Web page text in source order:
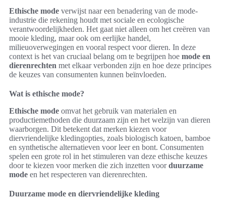
Ethische mode verwijst naar een benadering van de mode-
industrie die rekening houdt met sociale en ecologische
verantwoordelijkheden. Het gaat niet alleen om het creëren van
mooie kleding, maar ook om eerlijke handel,
milieuoverwegingen en vooral respect voor dieren. In deze
context is het van cruciaal belang om te begrijpen hoe mode en
dierenrechten met elkaar verbonden zijn en hoe deze principes
de keuzes van consumenten kunnen beïnvloeden.
Wat is ethische mode?
Ethische mode omvat het gebruik van materialen en
productiemethoden die duurzaam zijn en het welzijn van dieren
waarborgen. Dit betekent dat merken kiezen voor
diervriendelijke kledingopties, zoals biologisch katoen, bamboe
en synthetische alternatieven voor leer en bont. Consumenten
spelen een grote rol in het stimuleren van deze ethische keuzes
door te kiezen voor merken die zich inzetten voorduurzame
mode en het respecteren van dierenrechten.
Duurzame mode en diervriendelijke kleding